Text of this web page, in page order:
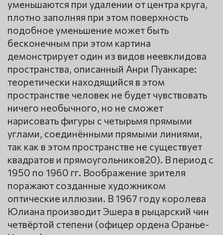
уменьшаются при удалении от центра круга,
плотно заполняя при этом поверхность
подобное уменьшение может быть
бесконечным при этом картина
демонстрирует один из видов неевклидова
пространства, описанный Анри Пуанкаре:
теоретически находящийся в этом
пространстве человек не будет чувствовать
ничего необычного, но не сможет
нарисовать фигуры с четырьмя прямыми
углами, соединёнными прямыми линиями,
так как в этом пространстве не существует
квадратов и прямоугольников20). В период с
1950 по 1960 гг. Воображение зрителя
поражают созданные художником
оптические иллюзии. В 1967 году королева
Юлиана производит Эшера в рыцарский чин
четвёртой степени (офицер ордена Оранье-